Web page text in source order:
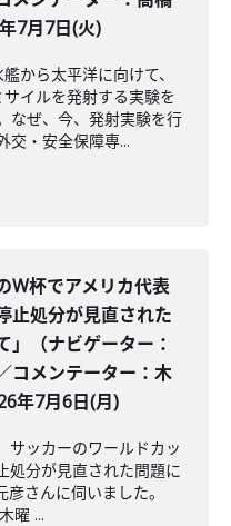
7月7日(火)
から太平洋に向けて、
イルを発射する実験を
なぜ、今、発射実験を行
交・安全保障専...
W杯でアメリカ代表
止処分が見直された
」（ナビゲーター：
コメンテーター：木
年7月6日(月)
サッカーのワールドカッ
処分が見直された問題に
さんに伺いました。
曜 ...